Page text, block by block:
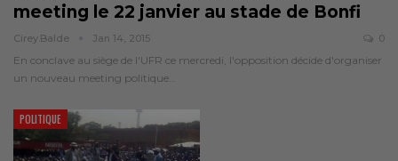
meeting le 22 janvier au stade de Bonfi
Cirey.balde Jan 14, 2015 0
En conclave au siège de l'UFR ce mercredi, l'opposition décide d'organiser
un nouveau meeting politique…
POLITIQUE